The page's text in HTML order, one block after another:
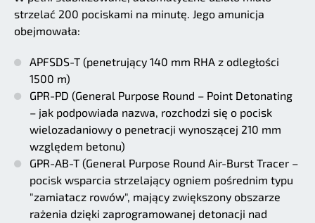
strzelać 200 pociskami na minutę. Jego amunicja
obejmowała:
APFSDS-T (penetrujący 140 mm RHA z odległości
1500 m)
GPR-PD (General Purpose Round – Point Detonating
– jak podpowiada nazwa, rozchodzi się o pocisk
wielozadaniowy o penetracji wynoszącej 210 mm
względem betonu)
GPR-AB-T (General Purpose Round Air-Burst Tracer –
pocisk wsparcia strzelający ogniem pośrednim typu
"zamiatacz rowów", mający zwiększony obszarze
rażenia dzięki zaprogramowanej detonacji nad